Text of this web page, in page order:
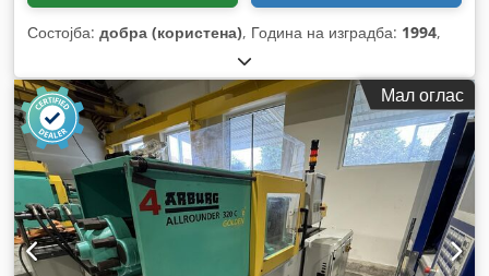
Состојба: добра (користена), Година на изградба: 1994,
Мал оглас